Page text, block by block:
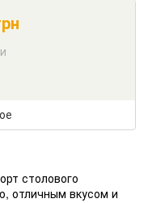
столового
отличным вкусом и